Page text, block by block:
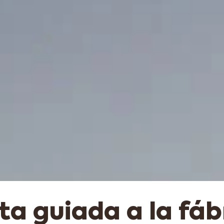
guiada a la